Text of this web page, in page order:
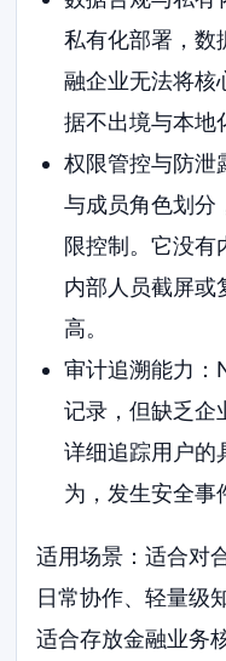
私有化部署，数
融企业无法将核
据不出境与本地
权限管控与防
与成员角色划分
限控制。它没有
内部人员截屏或
高。
审计追溯能力
记录，但缺乏企
详细追踪用户的
为，发生安全事
适用场景：适合对
日常协作、轻量级
适合存放金融业务